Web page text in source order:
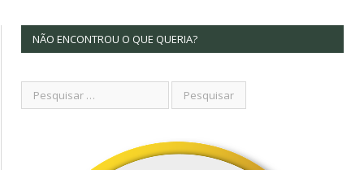
NÃO ENCONTROU O QUE QUERIA?